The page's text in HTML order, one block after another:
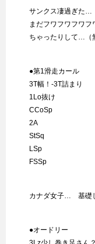
サンクス凄過ぎた…
まだフワフワフワ
ちゃったりして…（
●第1滑走カール
3T幅！-3T詰まり
1Lo抜け
CCoSp
2A
StSq
LSp
FSSp
カナダ女子… 基礎
●オードリー